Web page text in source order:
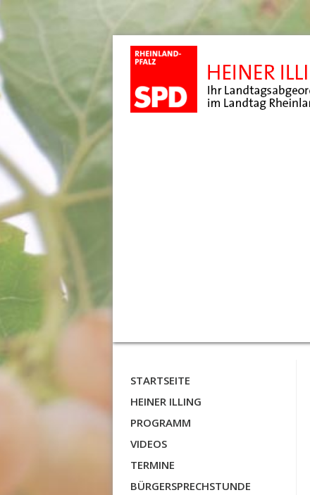
STARTSEITE
HEINER ILLING
PROGRAMM
VIDEOS
TERMINE
BÜRGERSPRECHSTUNDE